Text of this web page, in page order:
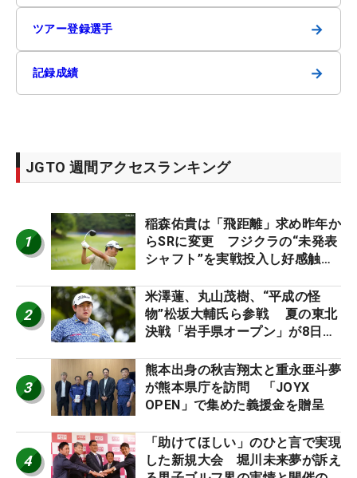
ツアー登録選手 →
記録成績 →
JGTO 週間アクセスランキング
1
稲森佑貴は「飛距離」求め昨年か
らSRに変更 フジクラの“未発表
シャフト”を実戦投入し好感触
ーのヒトネタ！】
2
米澤蓮、丸山茂樹、“平成の怪
物”松坂大輔氏ら参戦 夏の東北
決戦「岩手県オープン」が8日開
3
熊本出身の秋吉翔太と重永亜斗夢
が熊本県庁を訪問 「JOYX
OPEN」で集めた義援金を贈呈
4
「助けてほしい」のひと言で実現
した新規大会 堀川未来夢が訴え